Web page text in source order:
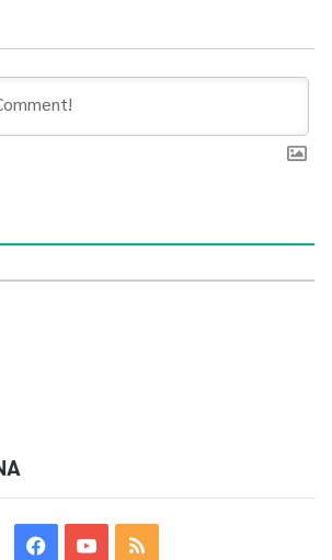
politički nivo u ophođenju i
prizemnoj retorici i kočijaškim
je Zvizdić na kraju.